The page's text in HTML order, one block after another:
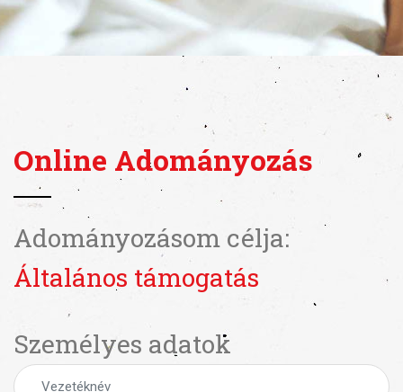
Online Adományozás
Adományozásom célja:
Általános támogatás
Személyes adatok